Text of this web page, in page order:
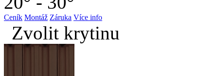
Ceník Montáž Záruka Více info
Zvolit krytinu